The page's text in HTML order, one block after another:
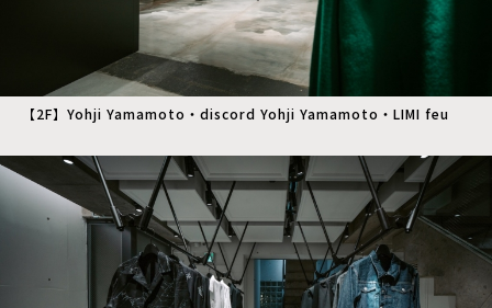
【2F】Yohji Yamamoto・discord Yohji Yamamoto・LIMI feu